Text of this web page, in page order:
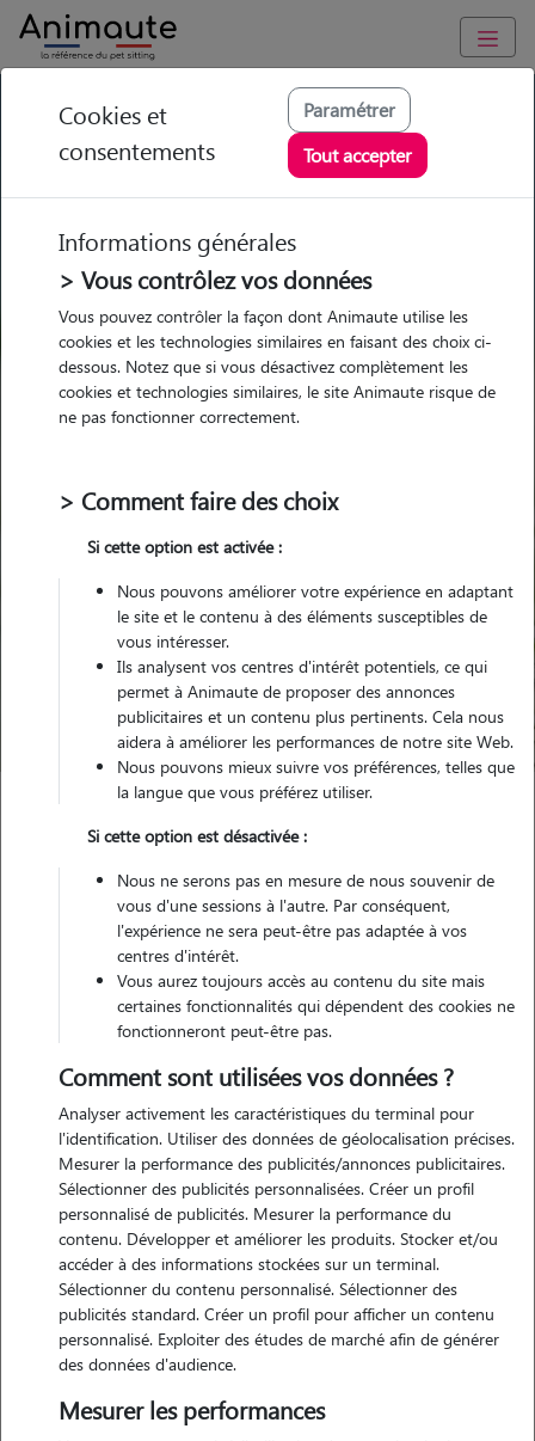
GARDE ANIMAUX à Sierentz : Garde chien et chat en famille
ou à domicile, visites et promenades
Trouvez une garde animaux à
Sierentz
Parmi nos 2 pet-sitters à Sierentz
Garde
chez le Pet Sitter
Garde
chez le Pet Sitter
Pour quel animal ?
Trouver mon Pet Sitter
Nos promeneurs et familles d'accueil
à Sierentz (68510)
Cookies et
consentements
Paramétrer
Tout accepter
Informations générales
> Vous contrôlez vos données
Vous pouvez contrôler la façon dont Animaute utilise les
cookies et les technologies similaires en faisant des choix ci-
dessous. Notez que si vous désactivez complètement les
cookies et technologies similaires, le site Animaute risque de
ne pas fonctionner correctement.
> Comment faire des choix
Si cette option est activée :
Nous pouvons améliorer votre expérience en adaptant
le site et le contenu à des éléments susceptibles de
vous intéresser.
Ils analysent vos centres d'intérêt potentiels, ce qui
permet à Animaute de proposer des annonces
publicitaires et un contenu plus pertinents. Cela nous
aidera à améliorer les performances de notre site Web.
Nous pouvons mieux suivre vos préférences, telles que
la langue que vous préférez utiliser.
Si cette option est désactivée :
Nous ne serons pas en mesure de nous souvenir de
vous d'une sessions à l'autre. Par conséquent,
l'expérience ne sera peut-être pas adaptée à vos
centres d'intérêt.
Vous aurez toujours accès au contenu du site mais
certaines fonctionnalités qui dépendent des cookies ne
fonctionneront peut-être pas.
Comment sont utilisées vos données ?
Analyser activement les caractéristiques du terminal pour
l'identification. Utiliser des données de géolocalisation précises.
Mesurer la performance des publicités/annonces publicitaires.
Sélectionner des publicités personnalisées. Créer un profil
personnalisé de publicités. Mesurer la performance du
contenu. Développer et améliorer les produits. Stocker et/ou
accéder à des informations stockées sur un terminal.
Sélectionner du contenu personnalisé. Sélectionner des
publicités standard. Créer un profil pour afficher un contenu
personnalisé. Exploiter des études de marché afin de générer
des données d'audience.
Mesurer les performances